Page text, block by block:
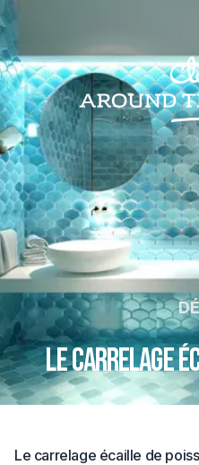
Le carrelage
Le carrelage écaille de